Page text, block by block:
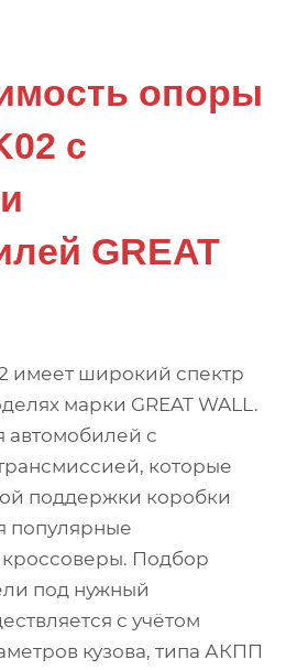
опоры
с
GREAT
имеет широкий спектр
марки GREAT WALL.
автомобилей с
которые
поддержки коробки
популярные
Подбор
под нужный
с учётом
кузова, типа АКПП